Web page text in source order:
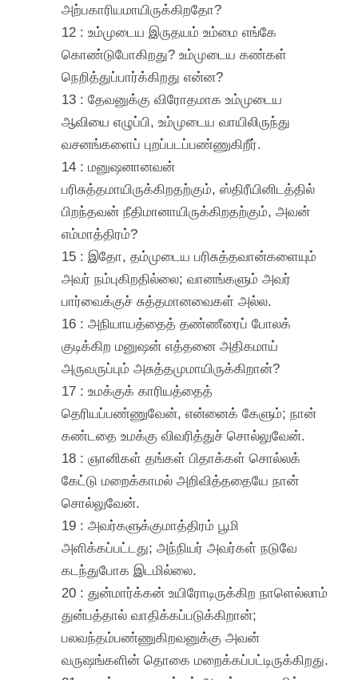
அற்பகாரியமாயிருக்கிறதோ?
12 : உம்முடைய இருதயம் உம்மை எங்கே
கொண்டுபோகிறது? உம்முடைய கண்கள்
நெறித்துப்பார்க்கிறது என்ன?
13 : தேவனுக்கு விரோதமாக உம்முடைய
ஆவியை எழுப்பி, உம்முடைய வாயிலிருந்து
வசனங்களைப் புறப்படப்பண்ணுகிறீர்.
14 : மனுஷனானவன்
பரிசுத்தமாயிருக்கிறதற்கும், ஸ்திரீயினிடத்தில்
பிறந்தவன் நீதிமானாயிருக்கிறதற்கும், அவன்
எம்மாத்திரம்?
15 : இதோ, தம்முடைய பரிசுத்தவான்களையும்
அவர் நம்புகிறதில்லை; வானங்களும் அவர்
பார்வைக்குச் சுத்தமானவைகள் அல்ல.
16 : அநியாயத்தைத் தண்ணீரைப் போலக்
குடிக்கிற மனுஷன் எத்தனை அதிகமாய்
அருவருப்பும் அசுத்தமுமாயிருக்கிறான்?
17 : உமக்குக் காரியத்தைத்
தெரியப்பண்ணுவேன், என்னைக் கேளும்; நான்
கண்டதை உமக்கு விவரித்துச் சொல்லுவேன்.
18 : ஞானிகள் தங்கள் பிதாக்கள் சொல்லக்
கேட்டு மறைக்காமல் அறிவித்ததையே நான்
சொல்லுவேன்.
19 : அவர்களுக்குமாத்திரம் பூமி
அளிக்கப்பட்டது; அந்நியர் அவர்கள் நடுவே
கடந்துபோக இடமில்லை.
20 : துன்மார்க்கன் உயிரோடிருக்கிற நாளெல்லாம்
துன்பத்தால் வாதிக்கப்படுக்கிறான்;
பலவந்தம்பண்ணுகிறவனுக்கு அவன்
வருஷங்களின் தொகை மறைக்கப்பட்டிருக்கிறது.